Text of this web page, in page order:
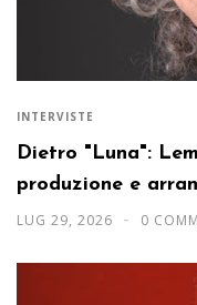
INTERVISTE
Dietro "Luna":
produzione e
LUG 29, 2026 0